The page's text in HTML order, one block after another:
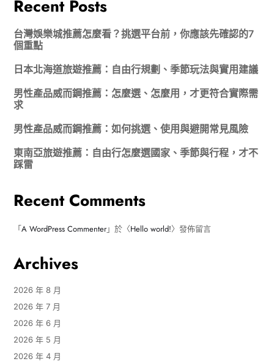
Recent Posts
台灣娛樂城推薦怎麼看？挑選平台前，你應該先確認的7
個重點
日本北海道旅遊推薦：自由行規劃、季節玩法與實用建議
男性產品威而鋼推薦：怎麼選、怎麼用，才更符合實際需
求
男性產品威而鋼推薦：如何挑選、使用與避開常見風險
東南亞旅遊推薦：自由行怎麼選國家、季節與行程，才不
踩雷
Recent Comments
「A WordPress Commenter」於〈Hello world!〉發佈留言
Archives
2026 年 8 月
2026 年 7 月
2026 年 6 月
2026 年 5 月
2026 年 4 月